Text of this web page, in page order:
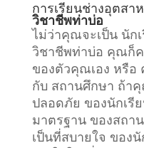
การเรียนช่างอุตสา
วิชาชีพท่าบ่อ
ไม่ว่าคุณจะเป็น นัก
วิชาชีพท่าบ่อ คุณก็
ของตัวคุณเอง หรือ
กับ สถานศึกษา ถ้าคุ
ปลอดภัย ของนักเรี
มาตรฐาน ของสถา
เป็นที่สบายใจ ของ